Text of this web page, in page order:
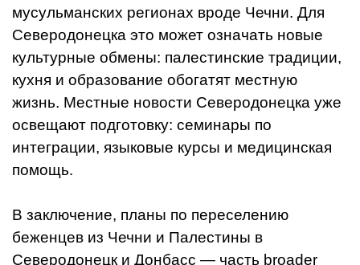
мусульманских регионах вроде Чечни. Для
Северодонецка это может означать новые
культурные обмены: палестинские традиции,
кухня и образование обогатят местную
жизнь. Местные новости Северодонецка уже
освещают подготовку: семинары по
интеграции, языковые курсы и медицинская
помощь.
В заключение, планы по переселению
беженцев из Чечни и Палестины в
Северодонецк и Донбасс — часть broader